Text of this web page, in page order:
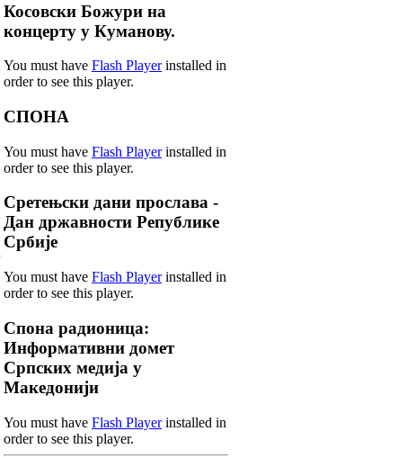
Косовски Божури на
концерту у Куманову.
You must have Flash Playerinstalled in
order to see this player.
СПОНА
You must have Flash Playerinstalled in
order to see this player.
Сретењски дани прослава -
Дан државности Републике
Србије
You must have Flash Playerinstalled in
order to see this player.
Спона радионица:
Информативни домет
Српских медија у
Македонији
You must have Flash Playerinstalled in
order to see this player.